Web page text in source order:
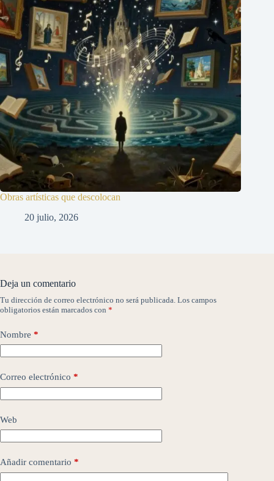
Obras artísticas que descolocan
20 julio, 2026
Deja un comentario
Tu dirección de correo electrónico no será publicada. Los campos
obligatorios están marcados con *
Nombre *
Correo electrónico *
Web
Añadir comentario *